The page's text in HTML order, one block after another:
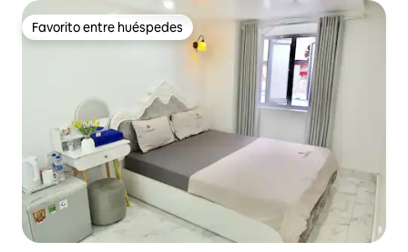
Favorito entre huéspedes
Favorito entre huéspedes